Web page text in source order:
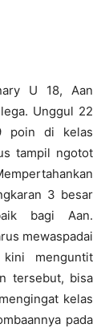
U 18, Aan
Unggul 22
poin di kelas
tampil ngotot
3 besar
bagi Aan.
mewaspadai
menguntit
tersebut, bisa
kelas
pada